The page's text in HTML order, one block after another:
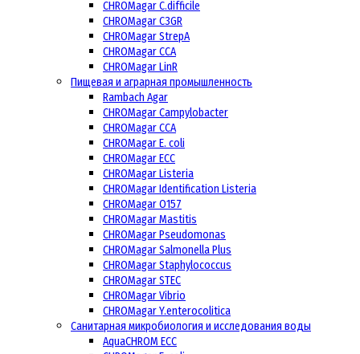
CHROMagar C.difficile
CHROMagar C3GR
CHROMagar StrepA
CHROMagar CCA
CHROMagar LinR
Пищевая и аграрная промышленность
Rambach Agar
CHROMagar Campylobacter
CHROMagar CCA
CHROMagar E. coli
CHROMagar ECC
CHROMagar Listeria
CHROMagar Identification Listeria
CHROMagar O157
CHROMagar Mastitis
CHROMagar Pseudomonas
CHROMagar Salmonella Plus
CHROMagar Staphylococcus
CHROMagar STEC
CHROMagar Vibrio
CHROMagar Y.enterocolitica
Санитарная микробиология и исследования воды
AquaCHROM ECC